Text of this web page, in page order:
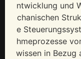
ntwicklung und
chanischen
e
hmeprozesse
wissen in Bezug